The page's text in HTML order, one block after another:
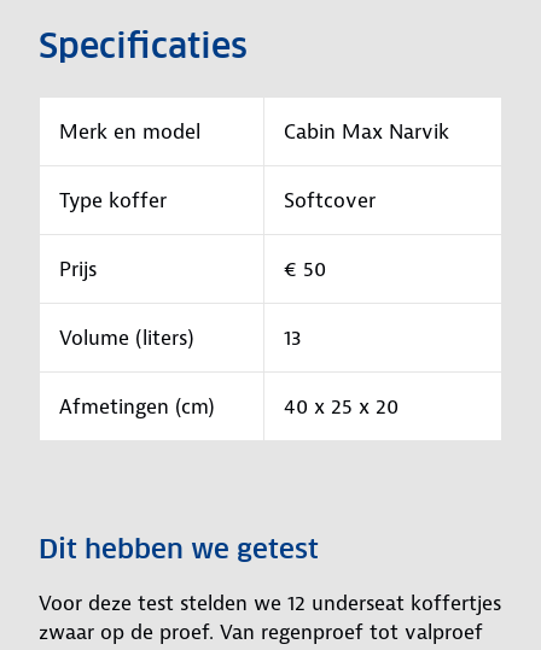
Specificaties
Merk en model Cabin Max Narvik
Type koffer Softcover
Prijs € 50
Volume (liters) 13
Afmetingen (cm) 40 x 25 x 20
Dit hebben we getest
Voor deze test stelden we 12 underseat koffertjes
zwaar op de proef. Van regenproef tot valproef